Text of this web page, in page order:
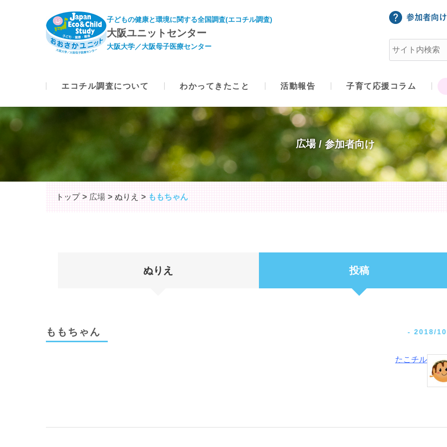
子どもの健康と環境に関する全国調査(エコチル調査)
大阪ユニットセンター
大阪大学／大阪母子医療センター
エコチル調査について わかってきたこと 活動報告 子育て応援コラム
広場
トップ 広場 ぬりえ ももちゃん
ぬりえ 投稿
ももちゃん - 2018/
たこチル